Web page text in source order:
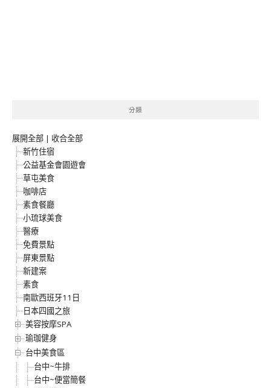
分類
展開全部 | 收合全部
新竹住宿
公益基金會園遊會
草屯美食
咖啡店
素食餐廳
小琉球美食
醫療
免費景點
屏東景點
新建案
素食
南歐西班牙11日
日本四國之旅
美容按摩SPA
瑜珈健身
台中美食區
台中~牛排
台中~便當簡餐